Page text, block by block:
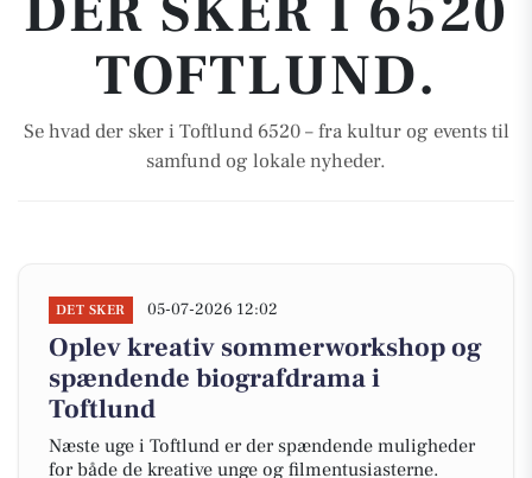
TOFTLUND.
Se hvad der sker i Toftlund 6520 – fra kultur og events til
samfund og lokale nyheder.
DET SKER 05-07-2026 12:02
Oplev kreativ sommerworkshop og
spændende biografdrama i
Toftlund
Næste uge i Toftlund er der spændende muligheder
for både de kreative unge og filmentusiasterne.